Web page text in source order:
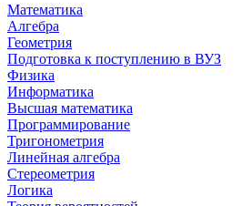
Математика
Алгебра
Геометрия
Подготовка к поступлению в ВУЗ
Физика
Информатика
Высшая математика
Программирование
Тригонометрия
Линейная алгебра
Стереометрия
Логика